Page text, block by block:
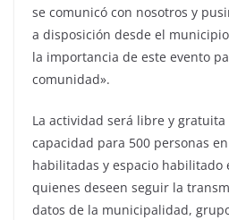
se comunicó con nosotros y
a disposición desde el
la importancia de este evento
comunidad».
La actividad será libre y
capacidad para 500 personas
habilitadas y espacio habilitado
quienes deseen seguir la
datos de la municipalidad,